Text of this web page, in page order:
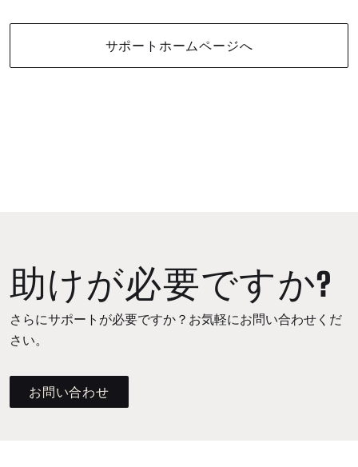
サポートホームページへ
助けが必要ですか?
さらにサポートが必要ですか？お気軽にお問い合わせくだ
さい。
お問い合わせ